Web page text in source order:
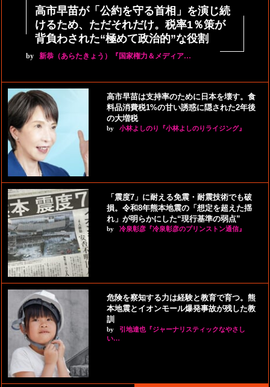
高市早苗が「公約を守る首相」を演じ続
けるため、ただそれだけ。税率1％策が
背負わされた“極めて政治的”な役割
by 新恭（あらたきょう）『国家権力＆メディア…
高市早苗は支持率のために日本を壊す。食
料品消費税1%の甘い誘惑に隠された2年後
の大増税
by 小林よしのり『小林よしのりライジング』
「震度7」に耐える免震・耐震技術でも破
損。令和8年熊本地震の「想定を超えた揺
れ」が明らかにした“現行基準の弱点”
by 冷泉彰彦『冷泉彰彦のプリンストン通信』
危険を察知する力は経験と教育で育つ。熊
本地震とイオンモール爆発事故が残した教
訓
by
引地達也『ジャーナリスティックなやさし
い…